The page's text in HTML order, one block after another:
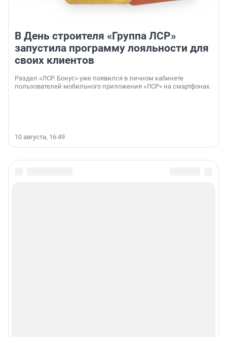
В День строителя «Группа ЛСР»
запустила программу лояльности для
своих клиентов
Раздел «ЛСР. Бонус» уже появился в личном кабинете
пользователей мобильного приложения «ЛСР» на смартфонах.
10 августа, 16:49